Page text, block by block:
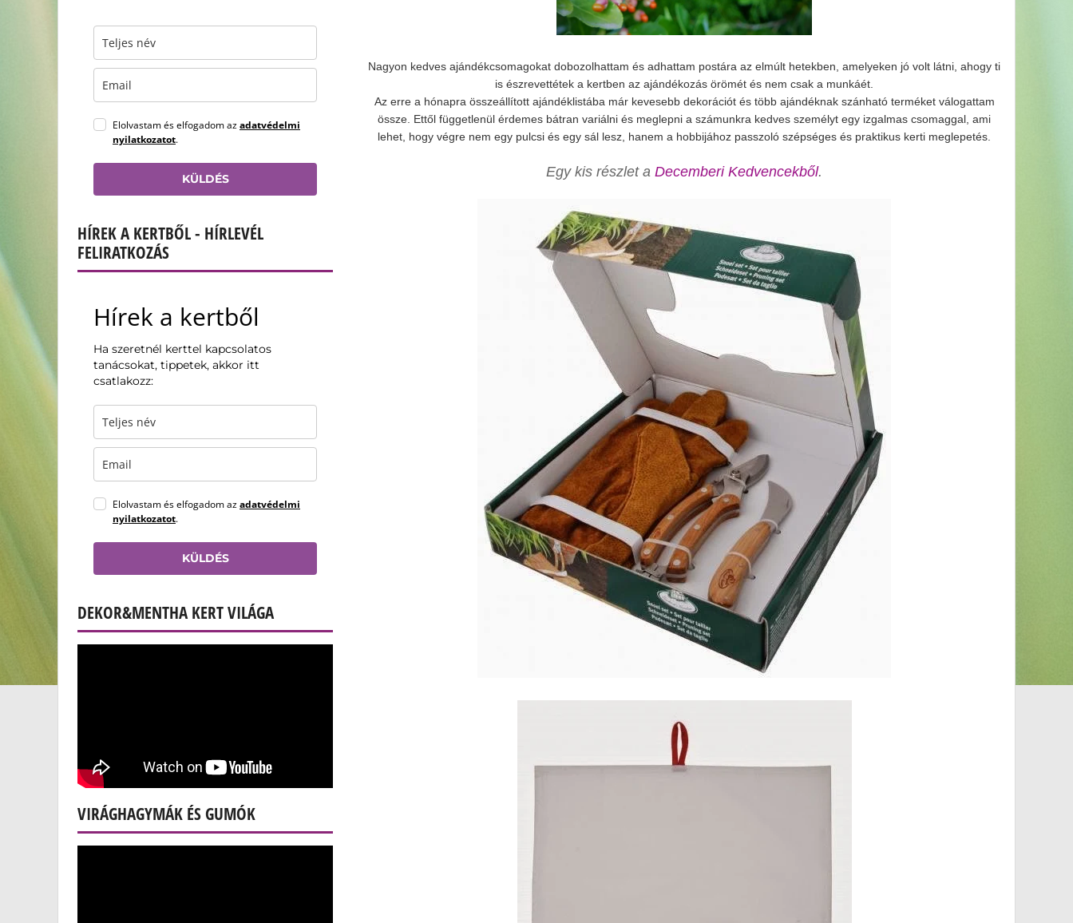
Nagyon kedves ajándékcsomagokat dobozolhattam és adhattam postára az elmúlt hetekben, amelyeken jó volt látni, ahogy ti
is észrevettétek a kertben az ajándékozás örömét és nem csak a munkáét.
Az erre a hónapra összeállított ajándéklistába már kevesebb dekorációt és több ajándéknak szánható terméket válogattam
össze. Ettől függetlenül érdemes bátran variálni és meglepni a számunkra kedves személyt egy izgalmas csomaggal, ami
lehet, hogy végre nem egy pulcsi és egy sál lesz, hanem a hobbijához passzoló szépséges és praktikus kerti meglepetés.
Egy kis részlet aDecemberi Kedvencekből.
Elolvastam és elfogadom azadatvédelmi
nyilatkozatot.
KÜLDÉS
HÍREK A KERTBŐL - HÍRLEVÉL
FELIRATKOZÁS
Hírek a kertből
Ha szeretnél kerttel kapcsolatos
tanácsokat, tippetek, akkor itt
csatlakozz:
Elolvastam és elfogadom azadatvédelmi
nyilatkozatot.
KÜLDÉS
DEKOR&MENTHA KERT VILÁGA
VIRÁGHAGYMÁK ÉS GUMÓK